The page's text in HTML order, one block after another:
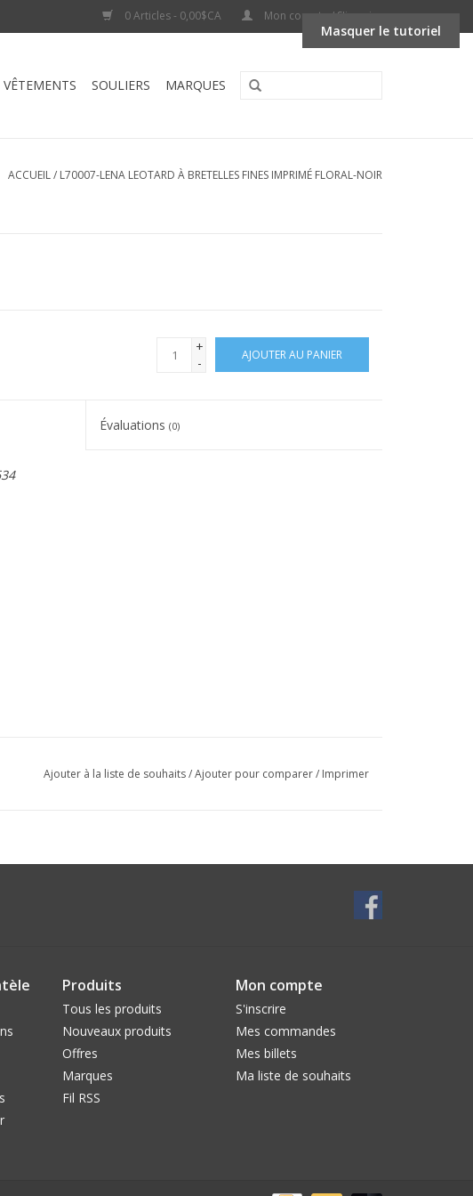
0 Articles - 0,00$CA Mon compte / S'inscrire
VÊTEMENTS SOULIERS MARQUES
ACCUEIL/ L70007-LENA LEOTARD À BRETELLES FINES IMPRIMÉ FLORAL-NOIR
+
-
AJOUTER AU PANIER
Évaluations(0)
Ajouter à la liste de souhaits/Ajouter pour comparer/ Imprimer
Produits
Tous les produits
Nouveaux produits
Offres
Marques
Fil RSS
Mon compte
S'inscrire
Mes commandes
Mes billets
Ma liste de souhaits
Masquer le tutoriel